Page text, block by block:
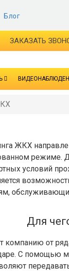
Блог
ЗАКАЗАТЬ
ЖКХ
режиме.
условий
Для
компанию от
С помощью